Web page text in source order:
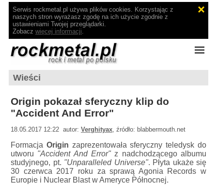
Serwis rockmetal.pl używa plików cookies. Korzystając z
naszych stron wyrażasz zgodę na ich użycie zgodnie z
ustawieniami Twojej przeglądarki.
Zobacz więcej informacji.
Wieści
Origin pokazał sferyczny klip do
"Accident And Error"
18.05.2017 12:22 autor:Verghityax, źródło: blabbermouth.net
Formacja Origin zaprezentowała sferyczny teledysk do
utworu "Accident And Error" z nadchodzącego albumu
studyjnego, pt. "Unparalleled Universe". Płyta ukaże się
30 czerwca 2017 roku za sprawą Agonia Records w
Europie i Nuclear Blast w Ameryce Północnej.